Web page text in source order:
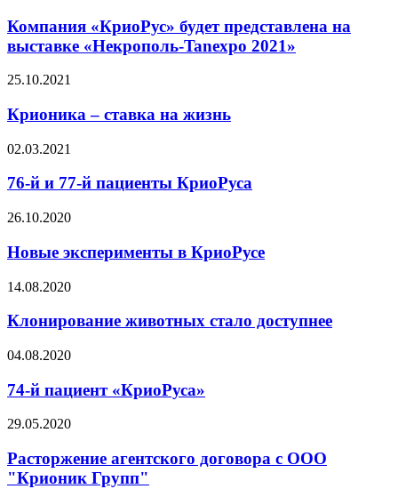
Компания «КриоРус» будет представлена на
выставке «Некрополь-Tanexpo 2021»
25.10.2021
Крионика – ставка на жизнь
02.03.2021
76-й и 77-й пациенты КриоРуса
26.10.2020
Новые эксперименты в КриоРусе
14.08.2020
Клонирование животных стало доступнее
04.08.2020
74-й пациент «КриоРуса»
29.05.2020
Расторжение агентского договора с ООО
"Крионик Групп"